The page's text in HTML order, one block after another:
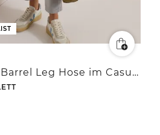
Mid Waist Barrel Leg Hose im Casual Fit